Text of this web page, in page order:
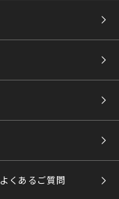
よくあるご質問